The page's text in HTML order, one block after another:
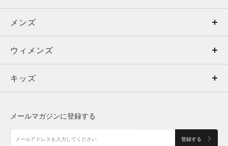
メンズ
ウィメンズ
キッズ
アクセサリー
メンズ
トップス
ボトムス
アクセサリー
ウィメンズ
トップス
シューズ
キッズ
メールマガジンに登録する
登録する